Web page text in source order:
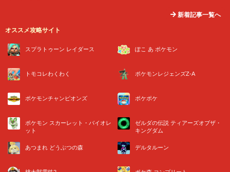
新着記事一覧へ
オススメ攻略サイト
スプラトゥーン レイダース ぽこ あ ポケモン
トモコレわくわく ポケモンレジェンズZ-A
ポケモンチャンピオンズ ポケポケ
ポケモン スカーレット・バイオレ
ット
ゼルダの伝説 ティアーズオブザ・
キングダム
あつまれ どうぶつの森 デルタルーン